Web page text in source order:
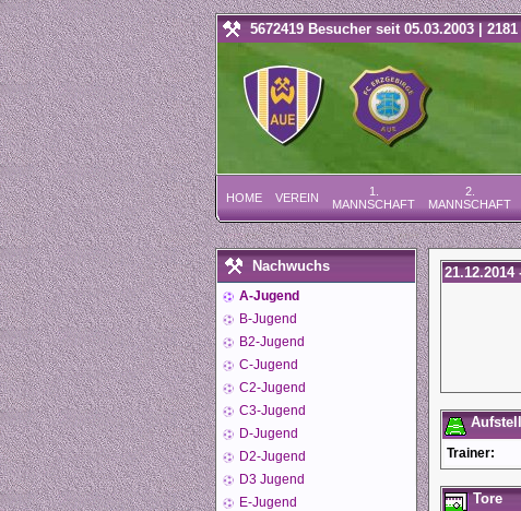
5672419 Besucher seit 05.03.2003 |
HOME VEREIN
1.
MANNSCHAFT
2.
MANNSCHAFT
Nachwuchs
A-Jugend
B-Jugend
B2-Jugend
C-Jugend
C2-Jugend
C3-Jugend
D-Jugend
D2-Jugend
D3 Jugend
E-Jugend
Trainer:
Tore